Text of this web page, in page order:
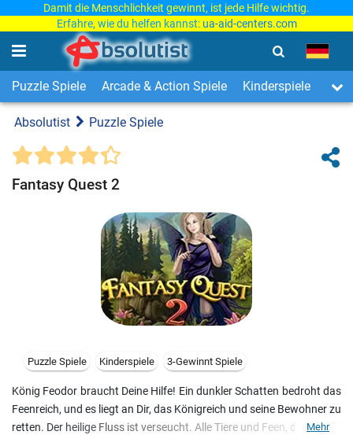
Damit die Menschlichkeit gewinnt, ist jede Hilfe wichtig.
Erfahre, wie du helfen kannst: ua-aid-centers.com
Puzzle Spiele Arcade & Action Spiele Kinderspiele 3-
Absolutist Puzzle Spiele
Fantasy Quest 2
Puzzle Spiele Kinderspiele 3-Gewinnt Spiele
König Feodor braucht Deine Hilfe! Ein dunkler Schatten bedroht das
Feenreich, und es liegt an Dir, das Königreich und seine Bewohner zu
retten. Der heilige Fluss ist verseucht. Alle Tiere und Feen, die daraus
Mehr